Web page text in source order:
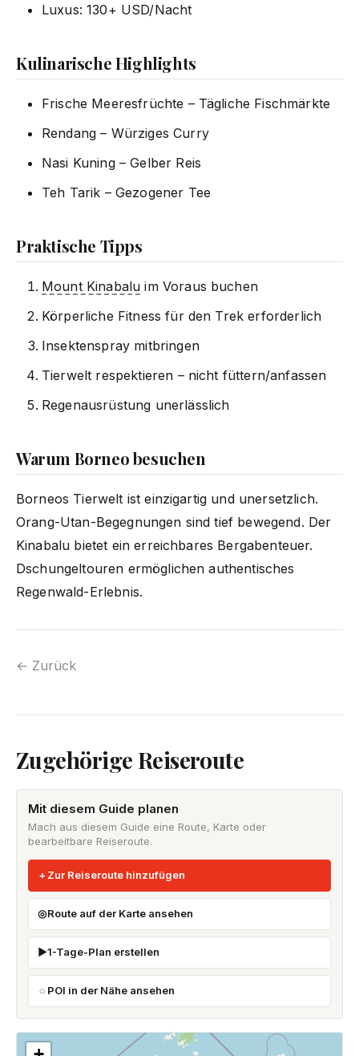
Luxus: 130+ USD/Nacht
Kulinarische Highlights
Frische Meeresfrüchte – Tägliche Fischmärkte
Rendang – Würziges Curry
Nasi Kuning – Gelber Reis
Teh Tarik – Gezogener Tee
Praktische Tipps
Mount Kinabalu im Voraus buchen
Körperliche Fitness für den Trek erforderlich
Insektenspray mitbringen
Tierwelt respektieren – nicht füttern/anfassen
Regenausrüstung unerlässlich
Warum Borneo besuchen
Borneos Tierwelt ist einzigartig und unersetzlich.
Orang-Utan-Begegnungen sind tief bewegend. Der
Kinabalu bietet ein erreichbares Bergabenteuer.
Dschungeltouren ermöglichen authentisches
Regenwald-Erlebnis.
← Zurück
Zugehörige Reiseroute
Mit diesem Guide planen
Mach aus diesem Guide eine Route, Karte oder
bearbeitbare Reiseroute.
Zur Reiseroute hinzufügen
Route auf der Karte ansehen
1-Tage-Plan erstellen
POI in der Nähe ansehen